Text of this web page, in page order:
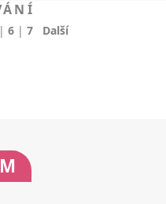
6| 7 Další